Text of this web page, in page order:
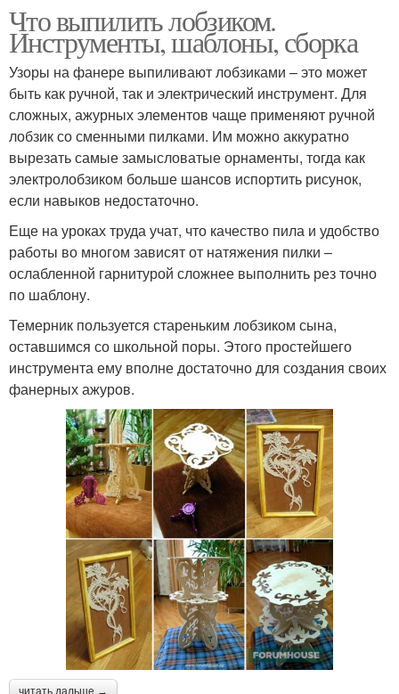
Что выпилить лобзиком.
Инструменты, шаблоны, сборка
Узоры на фанере выпиливают лобзиками – это может
быть как ручной, так и электрический инструмент. Для
сложных, ажурных элементов чаще применяют ручной
лобзик со сменными пилками. Им можно аккуратно
вырезать самые замысловатые орнаменты, тогда как
электролобзиком больше шансов испортить рисунок,
если навыков недостаточно.
Еще на уроках труда учат, что качество пила и удобство
работы во многом зависят от натяжения пилки –
ослабленной гарнитурой сложнее выполнить рез точно
по шаблону.
Темерник пользуется стареньким лобзиком сына,
оставшимся со школьной поры. Этого простейшего
инструмента ему вполне достаточно для создания своих
фанерных ажуров.
читать дальше →